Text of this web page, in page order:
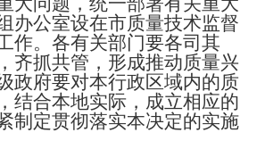
办公室设在市质量技术监督
作。各有关部门要各司其
齐抓共管，形成推动质量兴
政府要对本行政区域内的质
结合本地实际，成立相应的
制定贯彻落实本决定的实施